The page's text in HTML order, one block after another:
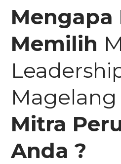
Mengapa
Memilih
Magelang
Mitra
Anda ?